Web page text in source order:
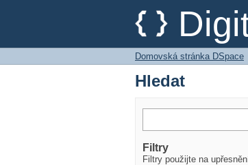
Hledat
Domovská stránka DSpace
Hledat
Filtry
Filtry použijte na